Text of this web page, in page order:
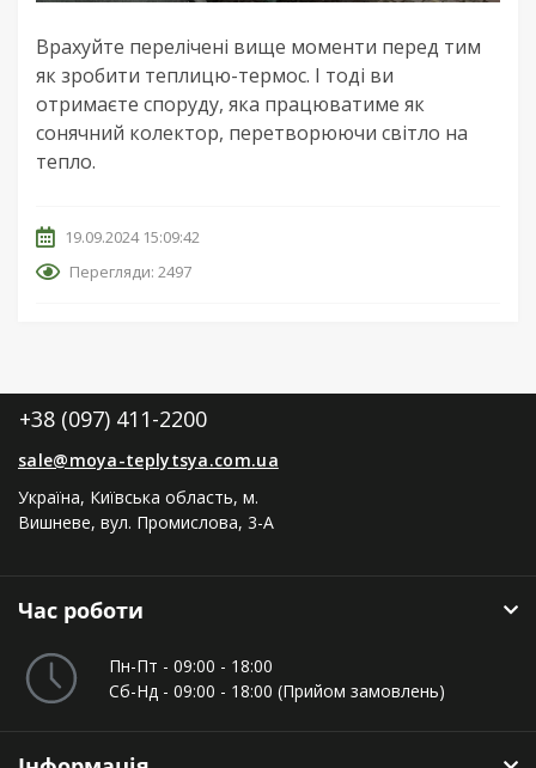
Врахуйте перелічені вище моменти перед тим
як зробити теплицю-термос. І тоді ви
отримаєте споруду, яка працюватиме як
сонячний колектор, перетворюючи світло на
тепло.
19.09.2024 15:09:42
Перегляди: 2497
+38 (097) 411-2200
sale@moya-teplytsya.com.ua
Україна, Київська область, м.
Вишневе, вул. Промислова, 3-А
Час роботи
Пн-Пт - 09:00 - 18:00
Сб-Нд - 09:00 - 18:00 (Прийом замовлень)